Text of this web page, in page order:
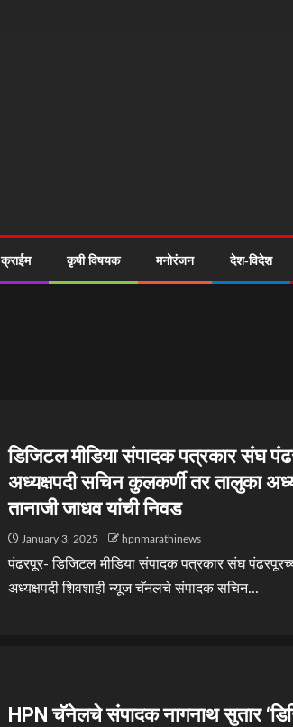
क्राईम कृषी विषयक मनोरंजन देश-विदेश
डिजिटल मीडिया संपादक पत्रकार संघ
अध्यक्षपदी सचिन कुलकर्णी तर तालुका
तानाजी जाधव यांची निवड
January 3, 2025 hpnmarathinews
पंढरपूर- डिजिटल मीडिया संपादक पत्रकार संघ
अध्यक्षपदी शिवशाही न्यूज चॅनलचे संपादक सचिन...
HPN चॅनेलचे संपादक नागनाथ सुतार